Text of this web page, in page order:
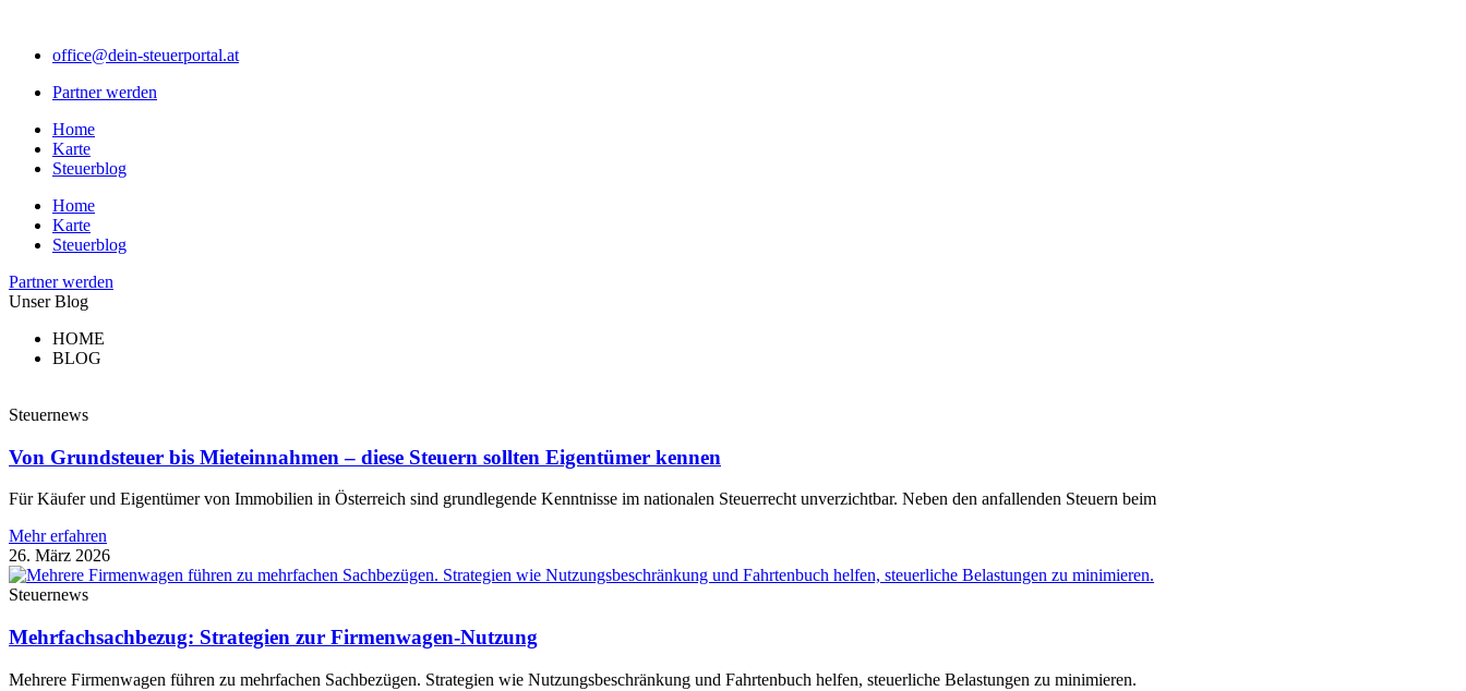
springenoffice@dein-steuerportal.at
Partner werden
Home
Karte
Steuerblog
Home
Karte
Steuerblog
Partner werden
Unser Blog
HOME
BLOG
Steuernews
Von Grundsteuer bis Mieteinnahmen – diese Steuern sollten Eigentümer kennen
Für Käufer und Eigentümer von Immobilien in Österreich sind grundlegende Kenntnisse im nationalen Steuerrecht unverzichtbar. Neben den anfallenden Steuern beim
Mehr erfahren
26. März 2026
Steuernews
Mehrfachsachbezug: Strategien zur Firmenwagen-Nutzung
Mehrere Firmenwagen führen zu mehrfachen Sachbezügen. Strategien wie Nutzungsbeschränkung und Fahrtenbuch helfen, steuerliche Belastungen zu minimieren.